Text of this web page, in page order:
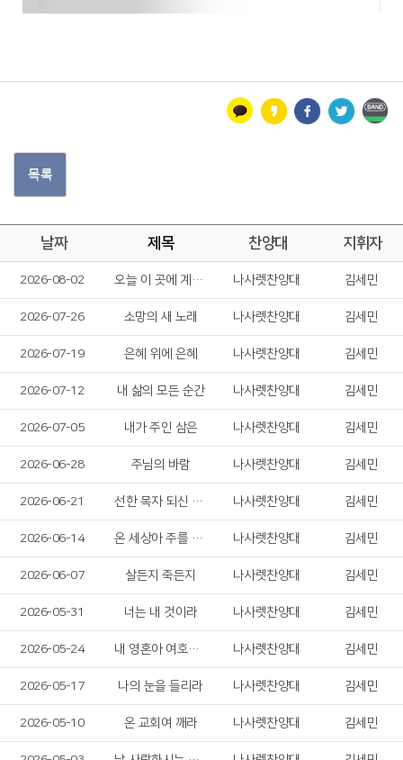
목록
날짜 제목 찬양대 지휘자
2026-08-02 오늘 이 곳에 계신 성령님 나사렛찬양대 김세민
2026-07-26 소망의 새 노래 나사렛찬양대 김세민
2026-07-19 은혜 위에 은혜 나사렛찬양대 김세민
2026-07-12 내 삶의 모든 순간 나사렛찬양대 김세민
2026-07-05 내가 주인 삼은 나사렛찬양대 김세민
2026-06-28 주님의 바람 나사렛찬양대 김세민
2026-06-21 선한 목자 되신 우리 주 나사렛찬양대 김세민
2026-06-14 온 세상아 주를 찬양하라 나사렛찬양대 김세민
2026-06-07 살든지 죽든지 나사렛찬양대 김세민
2026-05-31 너는 내 것이라 나사렛찬양대 김세민
2026-05-24 내 영혼아 여호와를 송축하라 나사렛찬양대 김세민
2026-05-17 나의 눈을 들리라 나사렛찬양대 김세민
2026-05-10 온 교회여 깨라 나사렛찬양대 김세민